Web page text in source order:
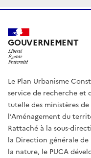
GOUVERNEMENT
Le Plan Urbanisme
service de recherche et
tutelle des ministères
l’Aménagement du
Rattaché à la sous-
la Direction générale de
la nature, le PUCA